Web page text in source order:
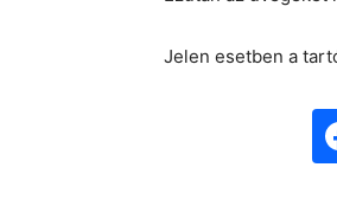
Jelen esetben a